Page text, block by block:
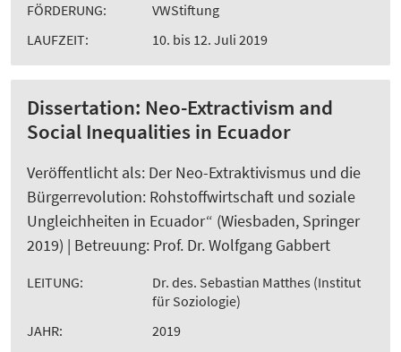
FÖRDERUNG:
VWStiftung
LAUFZEIT:
10. bis 12. Juli 2019
Dissertation: Neo-Extractivism and
Social Inequalities in Ecuador
Veröffentlicht als: Der Neo-Extraktivismus und die
Bürgerrevolution: Rohstoffwirtschaft und soziale
Ungleichheiten in Ecuador“ (Wiesbaden, Springer
2019) | Betreuung: Prof. Dr. Wolfgang Gabbert
LEITUNG:
Dr. des. Sebastian Matthes (Institut
für Soziologie)
JAHR:
2019